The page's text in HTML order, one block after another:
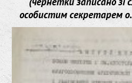
особистим секретарем